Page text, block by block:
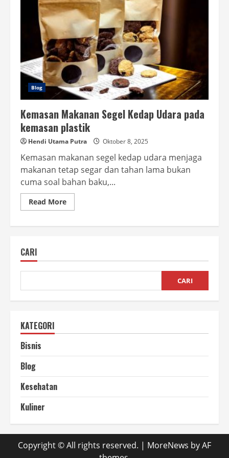
Blog
Kemasan Makanan Segel Kedap Udara pada
kemasan plastik
Hendi Utama Putra Oktober 8, 2025
Kemasan makanan segel kedap udara menjaga
makanan tetap segar dan tahan lama bukan
cuma soal bahan baku,...
Read MoreRead
more
pada
plastik
CARI
CARI
KATEGORI
Bisnis
Blog
Kesehatan
Kuliner
Copyright © All rights reserved. | MoreNews by AF